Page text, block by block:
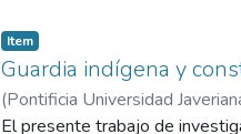
transmedia que fomenta una
en el oriente de Cali.
Item
Guardia indígena y
(Pontificia Universidad
El presente trabajo de